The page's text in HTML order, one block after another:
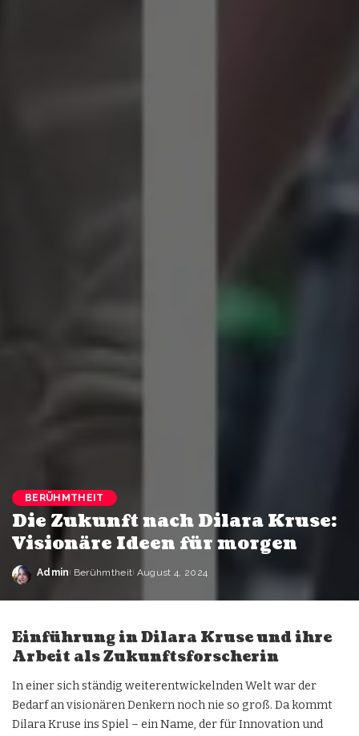
BERÜHMTHEIT
Die Zukunft nach Dilara Kruse:
Visionäre Ideen für morgen
Admin Berühmtheit August 4, 2024
Einführung in Dilara Kruse und ihre
Arbeit als Zukunftsforscherin
In einer sich ständig weiterentwickelnden Welt war der
Bedarf an visionären Denkern noch nie so groß. Da kommt
Dilara Kruse ins Spiel – ein Name, der für Innovation und